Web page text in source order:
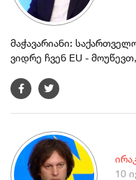
მაჭავარიანი:
ვიდრე ჩვენ EU -
10